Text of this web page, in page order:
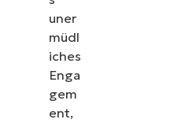
uner
müdl
iches
Enga
gem
ent,